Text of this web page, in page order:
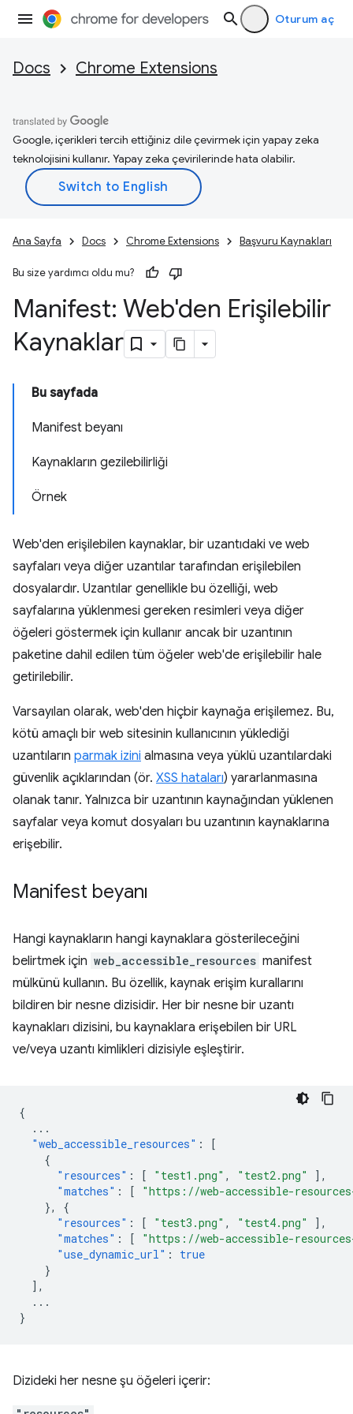
Oturum aç
Docs Chrome Extensions
Google, içerikleri tercih ettiğiniz dile çevirmek için yapay zeka
teknolojisini kullanır. Yapay zeka çevirilerinde hata olabilir.
Ana Sayfa Docs Chrome Extensions Başvuru Kaynakları
Bu size yardımcı oldu mu?
Manifest: Web'den Erişilebilir
Kaynaklar
Bu sayfada
Manifest beyanı
Kaynakların gezilebilirliği
Örnek
Web'den erişilebilen kaynaklar, bir uzantıdaki ve web
sayfaları veya diğer uzantılar tarafından erişilebilen
dosyalardır. Uzantılar genellikle bu özelliği, web
sayfalarına yüklenmesi gereken resimleri veya diğer
öğeleri göstermek için kullanır ancak bir uzantının
paketine dahil edilen tüm öğeler web'de erişilebilir hale
getirilebilir.
Varsayılan olarak, web'den hiçbir kaynağa erişilemez. Bu,
kötü amaçlı bir web sitesinin kullanıcının yüklediği
uzantıların parmak izini almasına veya yüklü uzantılardaki
güvenlik açıklarından (ör. XSS hataları) yararlanmasına
olanak tanır. Yalnızca bir uzantının kaynağından yüklenen
sayfalar veya komut dosyaları bu uzantının kaynaklarına
erişebilir.
Manifest beyanı
Hangi kaynakların hangi kaynaklara gösterileceğini
belirtmek için web_accessible_resources manifest
mülkünü kullanın. Bu özellik, kaynak erişim kurallarını
bildiren bir nesne dizisidir. Her bir nesne bir uzantı
kaynakları dizisini, bu kaynaklara erişebilen bir URL
ve/veya uzantı kimlikleri dizisiyle eşleştirir.
{
...
"web_accessible_resources" :
[
{
"resources" : [ "test1.png" , "test2.png"
],
"matches" : [
"https://web-accessible-
},
{
"resources" : [ "test3.png" , "test4.png"
],
"matches" : [
"https://web-accessible-
"use_dynamic_url" :
true
}
],
...
}
Dizideki her nesne şu öğeleri içerir: